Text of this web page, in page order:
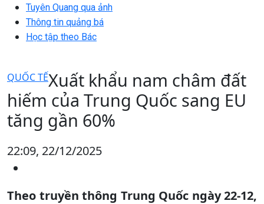
Tuyên Quang qua ảnh
Thông tin quảng bá
Học tập theo Bác
QUỐC TẾXuất khẩu nam châm đất
hiếm của Trung Quốc sang EU
tăng gần 60%
22:09, 22/12/2025
Theo truyền thông Trung Quốc ngày 22-12,